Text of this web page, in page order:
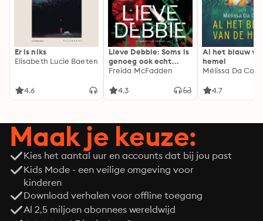
Er is niks
Elisabeth Lucie Baeten
4.6
Lieve Debbie: Soms is
genoeg ook echt
genoeg...
Freida McFadden
4.3
Al het blauw
hemel
Mélissa Da
4.7
Maak je keuze:
Kies het aantal uur en accounts dat bij jou past
Kids Mode - een veilige omgeving voor
kinderen
Download verhalen voor offline toegang
Al 2,5 miljoen abonnees wereldwijd